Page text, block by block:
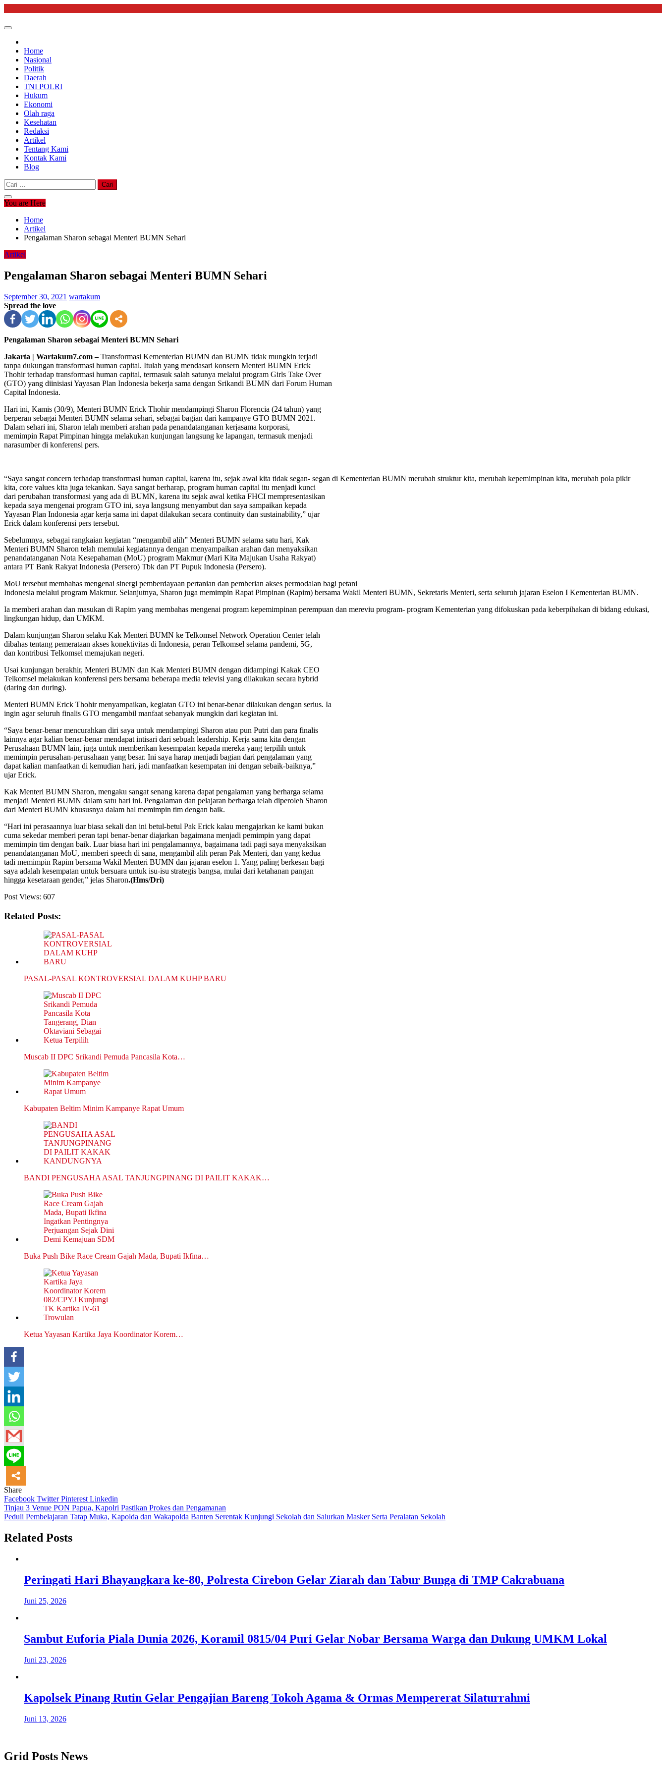
content
Home
Nasional
Politik
Daerah
TNI POLRI
Hukum
Ekonomi
Olah raga
Kesehatan
Redaksi
Artikel
Tentang Kami
Kontak Kami
Blog
Cari
untuk:
You are Here
Home
Artikel
Pengalaman Sharon sebagai Menteri BUMN Sehari
Artikel
Pengalaman Sharon sebagai Menteri BUMN Sehari
September 30, 2021 wartakum
Spread the love
Pengalaman Sharon sebagai Menteri BUMN Sehari
Jakarta | Wartakum7.com –Transformasi Kementerian BUMN dan BUMN tidak mungkin terjadi
tanpa dukungan transformasi human capital. Itulah yang mendasari konsern Menteri BUMN Erick
Thohir terhadap transformasi human capital, termasuk salah satunya melalui program Girls Take Over
(GTO) yang diinisiasi Yayasan Plan Indonesia bekerja sama dengan Srikandi BUMN dari Forum Human
Capital Indonesia.
Hari ini, Kamis (30/9), Menteri BUMN Erick Thohir mendampingi Sharon Florencia (24 tahun) yang
berperan sebagai Menteri BUMN selama sehari, sebagai bagian dari kampanye GTO BUMN 2021.
Dalam sehari ini, Sharon telah memberi arahan pada penandatanganan kerjasama korporasi,
memimpin Rapat Pimpinan hingga melakukan kunjungan langsung ke lapangan, termasuk menjadi
narasumber di konferensi pers.
“Saya sangat concern terhadap transformasi human capital, karena itu, sejak awal kita tidak segan- segan di Kementerian BUMN merubah struktur kita, merubah kepemimpinan kita, merubah pola pikir
kita, core values kita juga tekankan. Saya sangat berharap, program human capital itu menjadi kunci
dari perubahan transformasi yang ada di BUMN, karena itu sejak awal ketika FHCI mempresentasikan
kepada saya mengenai program GTO ini, saya langsung menyambut dan saya sampaikan kepada
Yayasan Plan Indonesia agar kerja sama ini dapat dilakukan secara continuity dan sustainability,” ujar
Erick dalam konferensi pers tersebut.
Sebelumnya, sebagai rangkaian kegiatan “mengambil alih” Menteri BUMN selama satu hari, Kak
Menteri BUMN Sharon telah memulai kegiatannya dengan menyampaikan arahan dan menyaksikan
penandatanganan Nota Kesepahaman (MoU) program Makmur (Mari Kita Majukan Usaha Rakyat)
antara PT Bank Rakyat Indonesia (Persero) Tbk dan PT Pupuk Indonesia (Persero).
MoU tersebut membahas mengenai sinergi pemberdayaan pertanian dan pemberian akses permodalan bagi petani
Indonesia melalui program Makmur. Selanjutnya, Sharon juga memimpin Rapat Pimpinan (Rapim) bersama Wakil Menteri BUMN, Sekretaris Menteri, serta seluruh jajaran Eselon I Kementerian BUMN.
Ia memberi arahan dan masukan di Rapim yang membahas mengenai program kepemimpinan perempuan dan mereviu program- program Kementerian yang difokuskan pada keberpihakan di bidang edukasi,
lingkungan hidup, dan UMKM.
Dalam kunjungan Sharon selaku Kak Menteri BUMN ke Telkomsel Network Operation Center telah
dibahas tentang pemerataan akses konektivitas di Indonesia, peran Telkomsel selama pandemi, 5G,
dan kontribusi Telkomsel memajukan negeri.
Usai kunjungan berakhir, Menteri BUMN dan Kak Menteri BUMN dengan didampingi Kakak CEO
Telkomsel melakukan konferensi pers bersama beberapa media televisi yang dilakukan secara hybrid
(daring dan during).
Menteri BUMN Erick Thohir menyampaikan, kegiatan GTO ini benar-benar dilakukan dengan serius. Ia
ingin agar seluruh finalis GTO mengambil manfaat sebanyak mungkin dari kegiatan ini.
“Saya benar-benar mencurahkan diri saya untuk mendampingi Sharon atau pun Putri dan para finalis
lainnya agar kalian benar-benar mendapat intisari dari sebuah leadership. Kerja sama kita dengan
Perusahaan BUMN lain, juga untuk memberikan kesempatan kepada mereka yang terpilih untuk
memimpin perusahan-perusahaan yang besar. Ini saya harap menjadi bagian dari pengalaman yang
dapat kalian manfaatkan di kemudian hari, jadi manfaatkan kesempatan ini dengan sebaik-baiknya,”
ujar Erick.
Kak Menteri BUMN Sharon, mengaku sangat senang karena dapat pengalaman yang berharga selama
menjadi Menteri BUMN dalam satu hari ini. Pengalaman dan pelajaran berharga telah diperoleh Sharon
dari Menteri BUMN khususnya dalam hal memimpin tim dengan baik.
“Hari ini perasaannya luar biasa sekali dan ini betul-betul Pak Erick kalau mengajarkan ke kami bukan
cuma sekedar memberi peran tapi benar-benar diajarkan bagaimana menjadi pemimpin yang dapat
memimpin tim dengan baik. Luar biasa hari ini pengalamannya, bagaimana tadi pagi saya menyaksikan
penandatanganan MoU, memberi speech di sana, mengambil alih peran Pak Menteri, dan yang kedua
tadi memimpin Rapim bersama Wakil Menteri BUMN dan jajaran eselon 1. Yang paling berkesan bagi
saya adalah kesempatan untuk bersuara untuk isu-isu strategis bangsa, mulai dari ketahanan pangan
hingga kesetaraan gender,” jelas Sharon.(Hms/Dri)
Post Views: 607
Related Posts:
PASAL-PASAL KONTROVERSIAL DALAM KUHP BARU
Muscab II DPC Srikandi Pemuda Pancasila Kota…
Kabupaten Beltim Minim Kampanye Rapat Umum
BANDI PENGUSAHA ASAL TANJUNGPINANG DI PAILIT KAKAK…
Buka Push Bike Race Cream Gajah Mada, Bupati Ikfina…
Ketua Yayasan Kartika Jaya Koordinator Korem…
Share
Facebook TwitterPinterest Linkedin
Navigasi
pos
Tinjau 3 Venue PON Papua, Kapolri Pastikan Prokes dan Pengamanan
Peduli Pembelajaran Tatap Muka, Kapolda dan Wakapolda Banten Serentak Kunjungi Sekolah dan Salurkan Masker Serta Peralatan Sekolah
Related Posts
Peringati Hari Bhayangkara ke-80, Polresta Cirebon Gelar Ziarah dan Tabur Bunga di TMP Cakrabuana
Juni 25, 2026
Sambut Euforia Piala Dunia 2026, Koramil 0815/04 Puri Gelar Nobar Bersama Warga dan Dukung UMKM Lokal
Juni 23, 2026
Kapolsek Pinang Rutin Gelar Pengajian Bareng Tokoh Agama & Ormas Mempererat Silaturrahmi
Juni 13, 2026
Grid Posts News